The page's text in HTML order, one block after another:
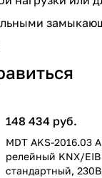
148 434 руб.
MDT AKS-2016.03
релейный KNX/
стандартный,